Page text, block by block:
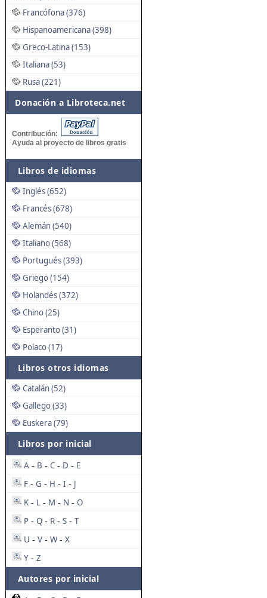
Francófona (376)
Hispanoamericana (398)
Greco-Latina (153)
Italiana (53)
Rusa (221)
Donación a Libroteca.net
Contribución:
Ayuda al proyecto de libros gratis
Libros de idiomas
Inglés (652)
Francés (678)
Alemán (540)
Italiano (568)
Portugués (393)
Griego (154)
Holandés (372)
Chino (25)
Esperanto (31)
Polaco (17)
Libros otros idiomas
Catalán (52)
Gallego (33)
Euskera (79)
Libros por inicial
A - B - C - D - E
F - G - H - I - J
K - L - M - N - O
P - Q - R - S - T
U - V - W - X
Y - Z
Autores por inicial